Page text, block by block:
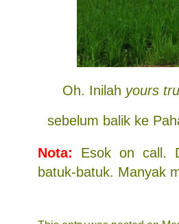
Oh. Inilah yours
sebelum balik ke
Nota: Esok on call.
batuk-batuk. Manyak